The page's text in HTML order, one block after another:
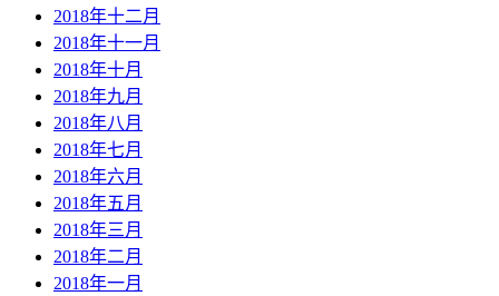
2018年十二月
2018年十一月
2018年十月
2018年九月
2018年八月
2018年七月
2018年六月
2018年五月
2018年三月
2018年二月
2018年一月